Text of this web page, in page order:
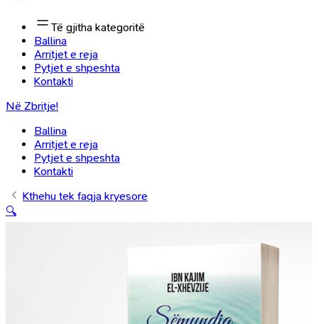
Të gjitha kategoritë
Ballina
Arritjet e reja
Pytjet e shpeshta
Kontakti
Në Zbritje!
Ballina
Arritjet e reja
Pytjet e shpeshta
Kontakti
Kthehu tek faqja kryesore
🔍